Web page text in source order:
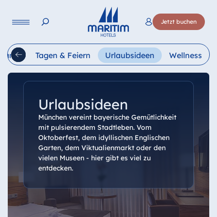
Jetzt buchen
Français Italiano
Tagen & Feiern Urlaubsideen Wellness
Urlaubsideen
München vereint bayerische Gemütlichkeit
mit pulsierendem Stadtleben. Vom
Oktoberfest, dem idyllischen Englischen
Garten, dem Viktualienmarkt oder den
vielen Museen - hier gibt es viel zu
entdecken.